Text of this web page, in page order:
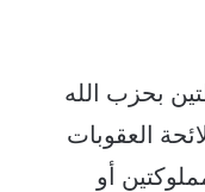
بحزب الله
العقوبات
أو